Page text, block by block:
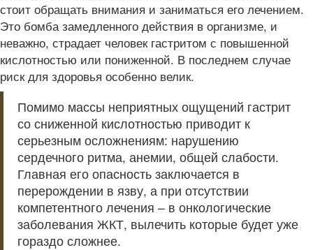
стоит обращать внимания и заниматься его лечением.
Это бомба замедленного действия в организме, и
неважно, страдает человек гастритом с повышенной
кислотностью или пониженной. В последнем случае
риск для здоровья особенно велик.
Помимо массы неприятных ощущений гастрит
со сниженной кислотностью приводит к
серьезным осложнениям: нарушению
сердечного ритма, анемии, общей слабости.
Главная его опасность заключается в
перерождении в язву, а при отсутствии
компетентного лечения – в онкологические
заболевания ЖКТ, вылечить которые будет уже
гораздо сложнее.